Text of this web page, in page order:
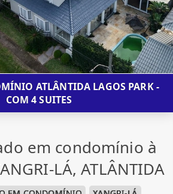
ATLÂNTIDA LAGOS PARK -
COM 4 SUITES
em condomínio à
LÁ, ATLÂNTIDA